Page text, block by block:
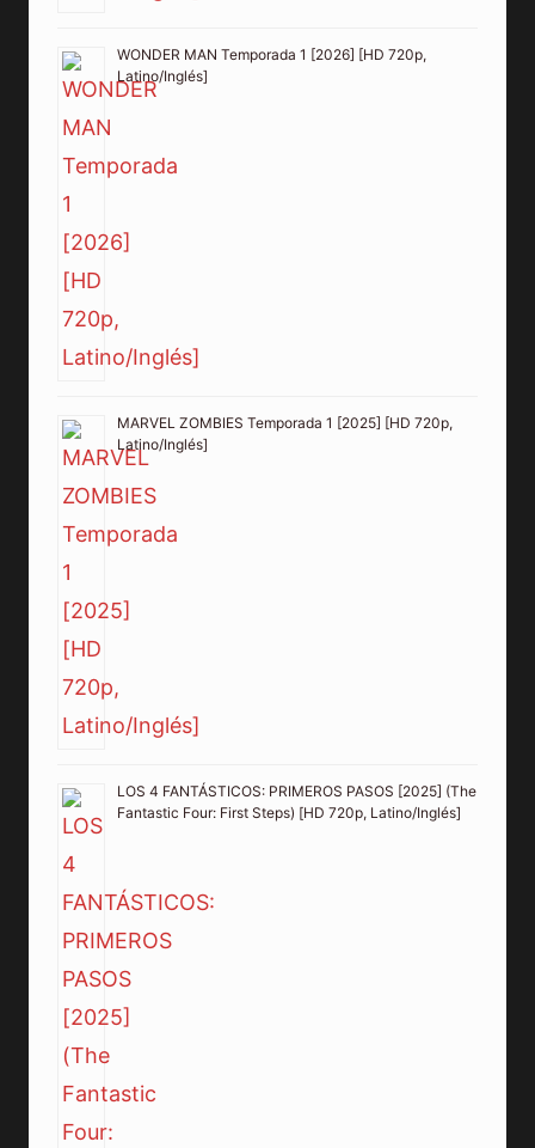
WONDER MAN Temporada 1 [2026] [HD 720p,
Latino/Inglés]
MARVEL ZOMBIES Temporada 1 [2025] [HD 720p,
Latino/Inglés]
LOS 4 FANTÁSTICOS: PRIMEROS PASOS [2025] (The
Fantastic Four: First Steps) [HD 720p, Latino/Inglés]